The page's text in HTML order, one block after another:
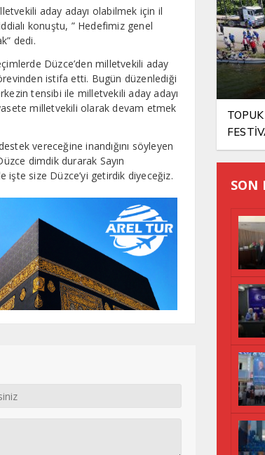
aday adayı olabilmek için il
konuştu, ” Hedefimiz genel
dedi.
Düzce’den milletvekili aday
istifa etti. Bugün düzenlediği
tensibi ile milletvekili aday adayı
milletvekili olarak devam etmek
vereceğine inandığını söyleyen
dimdik durarak Sayın
işte size Düzce’yi getirdik diyeceğiz.
SON